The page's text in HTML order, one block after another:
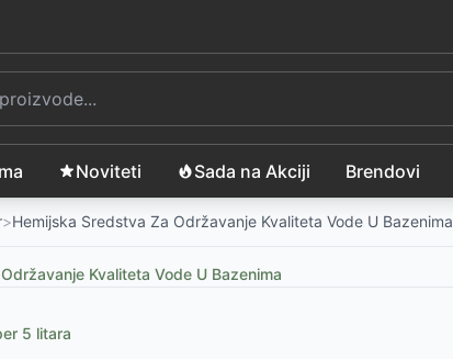
Noviteti Sada na Akciji Brendovi
>Hemijska Sredstva Za Održavanje Kvaliteta Vode U Bazenima
Kvaliteta Vode U Bazenima
5 litara